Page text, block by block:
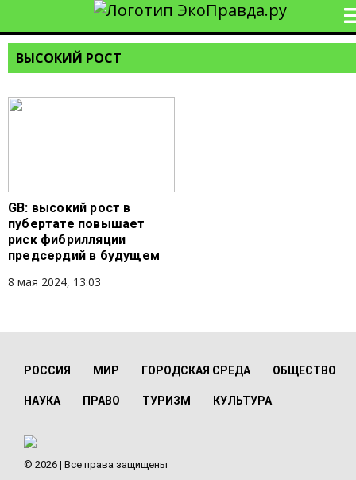
ВЫСОКИЙ РОСТ
GB: высокий рост в
пубертате повышает
риск фибрилляции
предсердий в будущем
8 мая 2024, 13:03
РОССИЯ МИР ГОРОДСКАЯ СРЕДА ОБЩЕСТВО
НАУКА ПРАВО ТУРИЗМ КУЛЬТУРА
© 2026 | Все права защищены